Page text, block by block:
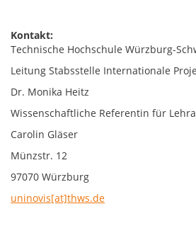
Kontakt:
Technische Hochschule Würzburg-
Leitung Stabsstelle Internationale
Dr. Monika Heitz
Wissenschaftliche Referentin für
Carolin Gläser
Münzstr. 12
97070 Würzburg
uninovis[at]thws.de